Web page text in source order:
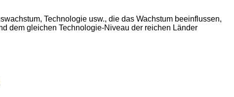
Technologie usw., die das Wachstum beeinflussen,
dem gleichen Technologie-Niveau der reichen Länder